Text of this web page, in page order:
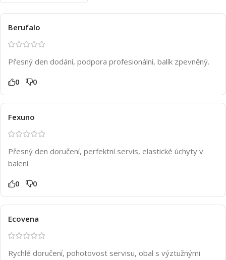
Berufalo
Přesný den dodání, podpora profesionální, balík zpevněný.
0 0
Fexuno
Přesný den doručení, perfektní servis, elastické úchyty v
balení.
0 0
Ecovena
Rychlé doručení, pohotovost servisu, obal s výztužnými